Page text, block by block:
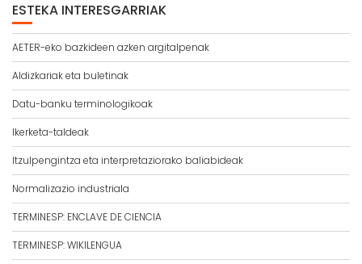
ESTEKA INTERESGARRIAK
AETER-eko bazkideen azken argitalpenak
Aldizkariak eta buletinak
Datu-banku terminologikoak
Ikerketa-taldeak
Itzulpengintza eta interpretaziorako baliabideak
Normalizazio industriala
TERMINESP: ENCLAVE DE CIENCIA
TERMINESP: WIKILENGUA